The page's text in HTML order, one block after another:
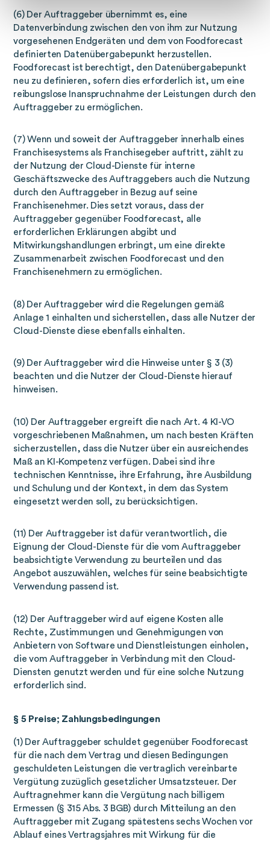
(6) Der Auftraggeber übernimmt es, eine
Datenverbindung zwischen den von ihm zur Nutzung
vorgesehenen Endgeräten und dem von Foodforecast
definierten Datenübergabepunkt herzustellen.
Foodforecast ist berechtigt, den Datenübergabepunkt
neu zu definieren, sofern dies erforderlich ist, um eine
reibungslose Inanspruchnahme der Leistungen durch den
Auftraggeber zu ermöglichen.
(7) Wenn und soweit der Auftraggeber innerhalb eines
Franchisesystems als Franchisegeber auftritt, zählt zu
der Nutzung der Cloud-Dienste für interne
Geschäftszwecke des Auftraggebers auch die Nutzung
durch den Auftraggeber in Bezug auf seine
Franchisenehmer. Dies setzt voraus, dass der
Auftraggeber gegenüber Foodforecast, alle
erforderlichen Erklärungen abgibt und
Mitwirkungshandlungen erbringt, um eine direkte
Zusammenarbeit zwischen Foodforecast und den
Franchisenehmern zu ermöglichen.
(8) Der Auftraggeber wird die Regelungen gemäß
Anlage 1 einhalten und sicherstellen, dass alle Nutzer der
Cloud-Dienste diese ebenfalls einhalten.
(9) Der Auftraggeber wird die Hinweise unter § 3 (3)
beachten und die Nutzer der Cloud-Dienste hierauf
hinweisen.
(10) Der Auftraggeber ergreift die nach Art. 4 KI-VO
vorgeschriebenen Maßnahmen, um nach besten Kräften
sicherzustellen, dass die Nutzer über ein ausreichendes
Maß an KI-Kompetenz verfügen. Dabei sind ihre
technischen Kenntnisse, ihre Erfahrung, ihre Ausbildung
und Schulung und der Kontext, in dem das System
eingesetzt werden soll, zu berücksichtigen.
(11) Der Auftraggeber ist dafür verantwortlich, die
Eignung der Cloud-Dienste für die vom Auftraggeber
beabsichtigte Verwendung zu beurteilen und das
Angebot auszuwählen, welches für seine beabsichtigte
Verwendung passend ist.
(12) Der Auftraggeber wird auf eigene Kosten alle
Rechte, Zustimmungen und Genehmigungen von
Anbietern von Software und Dienstleistungen einholen,
die vom Auftraggeber in Verbindung mit den Cloud-
Diensten genutzt werden und für eine solche Nutzung
erforderlich sind.
§ 5 Preise; Zahlungsbedingungen
(1) Der Auftraggeber schuldet gegenüber Foodforecast
für die nach dem Vertrag und diesen Bedingungen
geschuldeten Leistungen die vertraglich vereinbarte
Vergütung zuzüglich gesetzlicher Umsatzsteuer. Der
Auftragnehmer kann die Vergütung nach billigem
Ermessen (§ 315 Abs. 3 BGB) durch Mitteilung an den
Auftraggeber mit Zugang spätestens sechs Wochen vor
Ablauf eines Vertragsjahres mit Wirkung für die